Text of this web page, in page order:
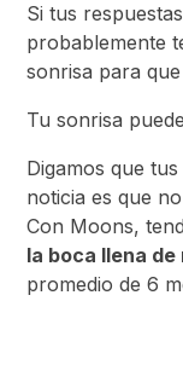
Si tus
probablemente
sonrisa para
Tu sonrisa
Digamos que
noticia es que
Con Moons,
la boca llena de
promedio de 6